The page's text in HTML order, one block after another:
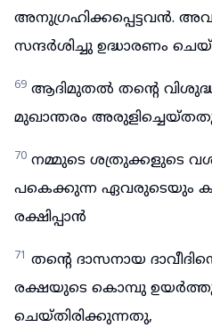
അനുഗ്രഹിക്കപ്പെട്ടവൻ.
സന്ദർശിച്ചു ഉദ്ധാരണം
69 ആദിമുതൽ തന്റെ
മുഖാന്തരം
70 നമ്മുടെ ശത്രുക്കളുടെ
പകെക്കുന്ന ഏവരുടെയും
രക്ഷിപ്പാൻ
71 തന്റെ ദാസനായ
രക്ഷയുടെ കൊമ്പു
ചെയ്തിരിക്കുന്നതു,